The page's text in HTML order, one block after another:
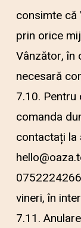
consimte că
prin orice
Vânzător, în
necesară
7.10.
comanda
contactați la
vineri, în
7.11.